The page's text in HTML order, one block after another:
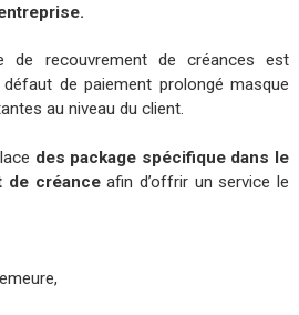
de recouvrement de créances est
de paiement prolongé masque
au niveau du client.
des package spécifique dans le
de créanceafin d’offrir un service le